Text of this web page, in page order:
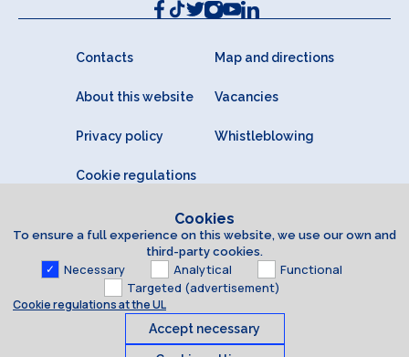
Contacts Map and directions
About this website Vacancies
Privacy policy Whistleblowing
Cookie regulations
Cookies
To ensure a full experience on this website, we use our own and
third-party cookies.
Necessary Analytical
Functional
Targeted (advertisement)
Cookie regulations at the UL
Accept necessary